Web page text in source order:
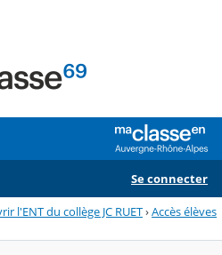
Se connecter
l'ENT du collège JC RUET›Accès élèves